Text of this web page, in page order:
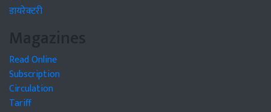
डायरेक्टरी
Magazines
Read Online
Subscription
Circulation
Tariff